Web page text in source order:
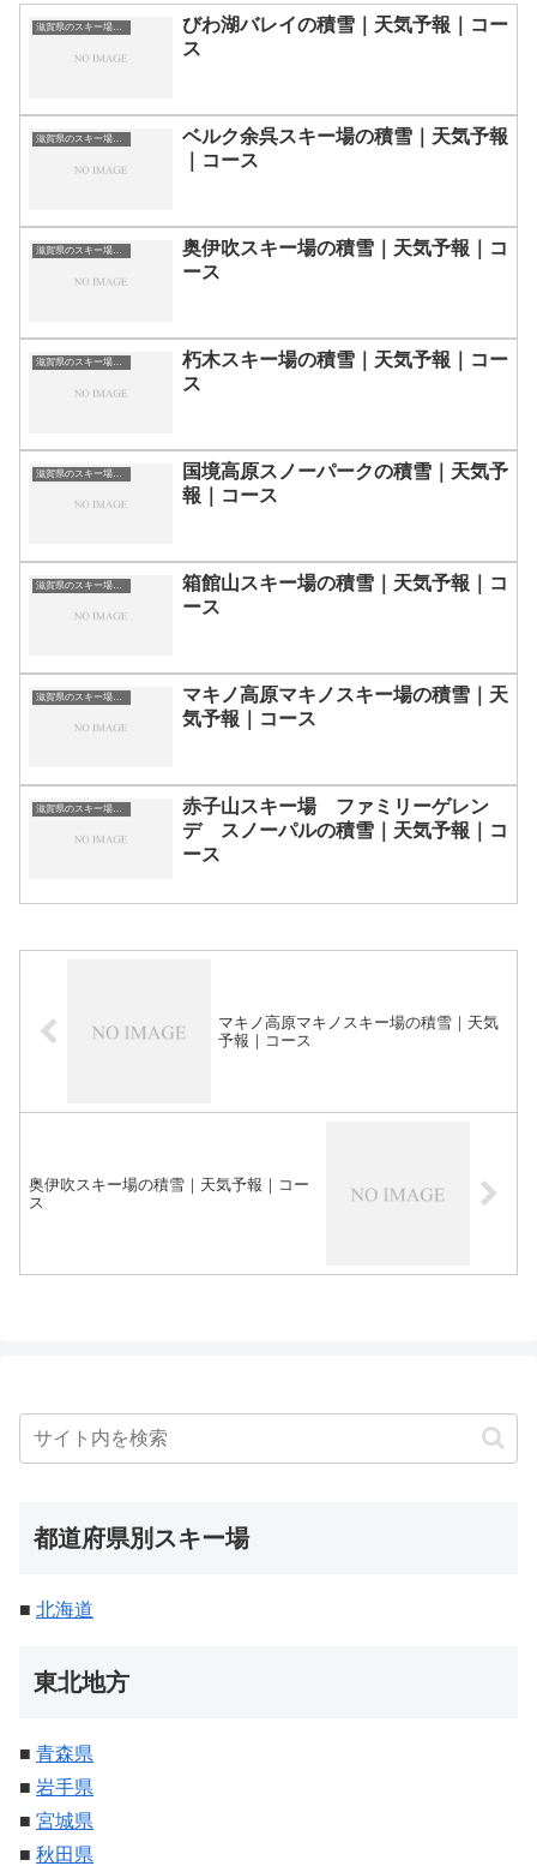
滋賀県のスキー場・ゲレンデの一覧
びわ湖バレイの積雪｜天気予報｜コー
ス
滋賀県のスキー場・ゲレンデの一覧
ベルク余呉スキー場の積雪｜天気予報
｜コース
滋賀県のスキー場・ゲレンデの一覧
奥伊吹スキー場の積雪｜天気予報｜コ
ース
滋賀県のスキー場・ゲレンデの一覧
朽木スキー場の積雪｜天気予報｜コー
ス
滋賀県のスキー場・ゲレンデの一覧
国境高原スノーパークの積雪｜天気予
報｜コース
滋賀県のスキー場・ゲレンデの一覧
箱館山スキー場の積雪｜天気予報｜コ
ース
滋賀県のスキー場・ゲレンデの一覧
マキノ高原マキノスキー場の積雪｜天
気予報｜コース
滋賀県のスキー場・ゲレンデの一覧
赤子山スキー場 ファミリーゲレン
デ スノーパルの積雪｜天気予報｜コ
ース
マキノ高原マキノスキー場の積雪｜天気
予報｜コース
奥伊吹スキー場の積雪｜天気予報｜コー
ス
都道府県別スキー場
■ 北海道
東北地方
■ 青森県
■ 岩手県
■ 宮城県
■ 秋田県